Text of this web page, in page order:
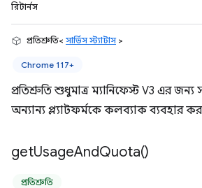
রিটার্নস
প্রতিশ্রুতি< সার্ভিস স্ট্যাটাস>
Chrome 117+
প্রতিশ্রুতি শুধুমাত্র ম্যানিফেস্ট V3 এর জন্য
অন্যান্য প্ল্যাটফর্মকে কলব্যাক ব্যবহার
getUsageAndQuota()
প্রতিশ্রুতি